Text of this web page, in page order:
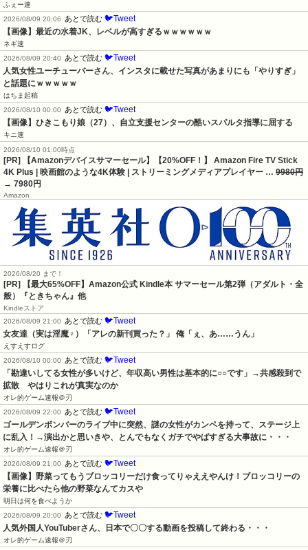
ふぇー速
2026/08/09 20:06 あとで読む 🐦Tweet
【画像】最近の水着JK、レベルが高すぎるｗｗｗｗｗｗ
ネギ速
2026/08/09 20:40 あとで読む 🐦Tweet
人気女性ユーチューバーさん、インスタに載せた写真があまりにも「やりすぎ」
と話題にｗｗｗｗｗ
はちま起稿
2026/08/10 00:00 あとで読む 🐦Tweet
【画像】ひきこもり娘（27）、自立支援センターの酷いスパルタ指導に屈する
キニ速
2026/08/10 01:00時点
[PR] 【Amazonデバイスサマーセール】【20%OFF！】 Amazon Fire TV Stick
4K Plus | 映画館のような4K体験 | ストリーミングメディアプレイヤー … 9980円
→ 7980円
Amazon
2026/08/20 まで！
[PR]
【最大65%OFF】Amazon公式 Kindle本 サマーセール第2弾（アダルト・全
般）『ときちゃん』他
Kindleストア
2026/08/09 21:00
あとで読む 🐦Tweet
女友達（実は淫魔♀）「アレの新刊買った？」 俺「ぇ、あ……うん」
えすえすログ
2026/08/10 00:00
あとで読む 🐦Tweet
「勘違いしてる女性が多いけど、年収高い男性は基本的に○○です」→共感殺到で
拡散　やはりこれが真実なのか
オレ的ゲーム速報＠刃
2026/08/09 22:00
あとで読む 🐦Tweet
ゴールデンボンバーのライブ中に突然、謎の女性がカンペを持って、ステージ上
に乱入！→演出かと思いきや、とんでもなくガチでやばすぎる大事故に・・・
オレ的ゲーム速報＠刃
2026/08/09 21:00
あとで読む 🐦Tweet
【画像】野菜ってもうブロッコリーだけ食ってりゃええやんけ！ブロッコリーの
栄養に比べたら他の野菜なんてカスや
明日は何を食べようか
2026/08/09 20:00
あとで読む 🐦Tweet
人気外国人YouTuberさん、日本で〇〇する動画を投稿して終わる・・・
オレ的ゲーム速報＠刃